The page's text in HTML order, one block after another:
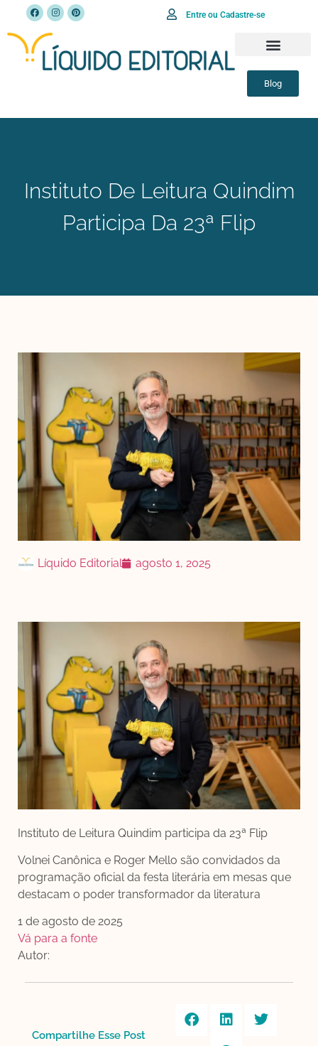
Entre ou Cadastre-se
Blog
Instituto De Leitura Quindim
Participa Da 23ª Flip
Líquido Editorial agosto 1, 2025
Instituto de Leitura Quindim participa da 23ª Flip
Volnei Canônica e Roger Mello são convidados da
programação oficial da festa literária em mesas que
destacam o poder transformador da literatura
1 de agosto de 2025
Vá para a fonte
Autor:
Compartilhe Esse Post​